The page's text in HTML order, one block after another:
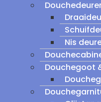
Nis
Douchegoot